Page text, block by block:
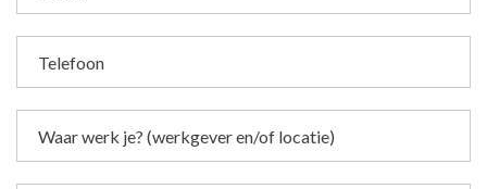
Telefoon
Waar werk je? (werkgever en/of locatie)